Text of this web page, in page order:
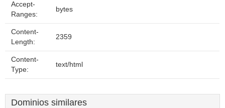
Accept-
Ranges:
bytes
Content-
Length:
2359
Content-
Type:
text/html
Dominios similares